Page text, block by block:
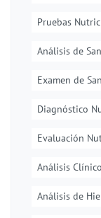
Pruebas
Análisis de
Examen de
Diagnóstico
Evaluación
Análisis
Análisis de